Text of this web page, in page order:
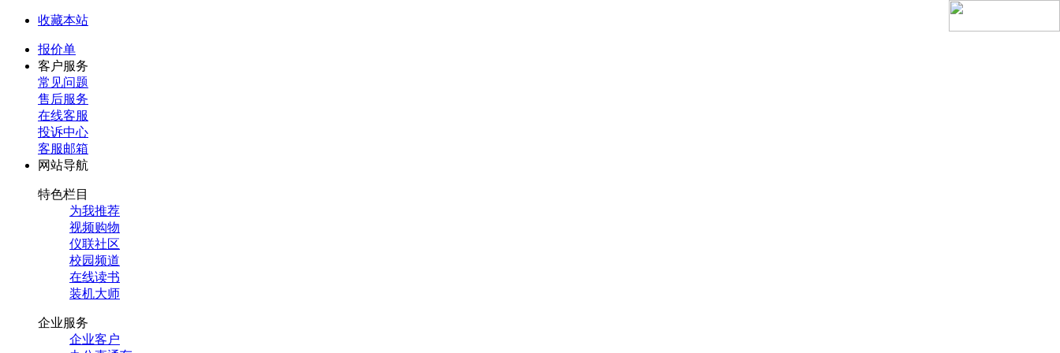
收藏本站
报价单
客户服务
常见问题
售后服务
在线客服
投诉中心
客服邮箱
网站导航
特色栏目
为我推荐
视频购物
仪联社区
校园频道
在线读书
装机大师
企业服务
企业客户